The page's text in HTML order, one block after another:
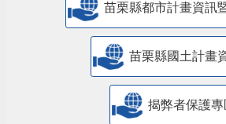
苗栗縣都市計畫資訊
苗栗縣國土計畫
揭弊者保護專